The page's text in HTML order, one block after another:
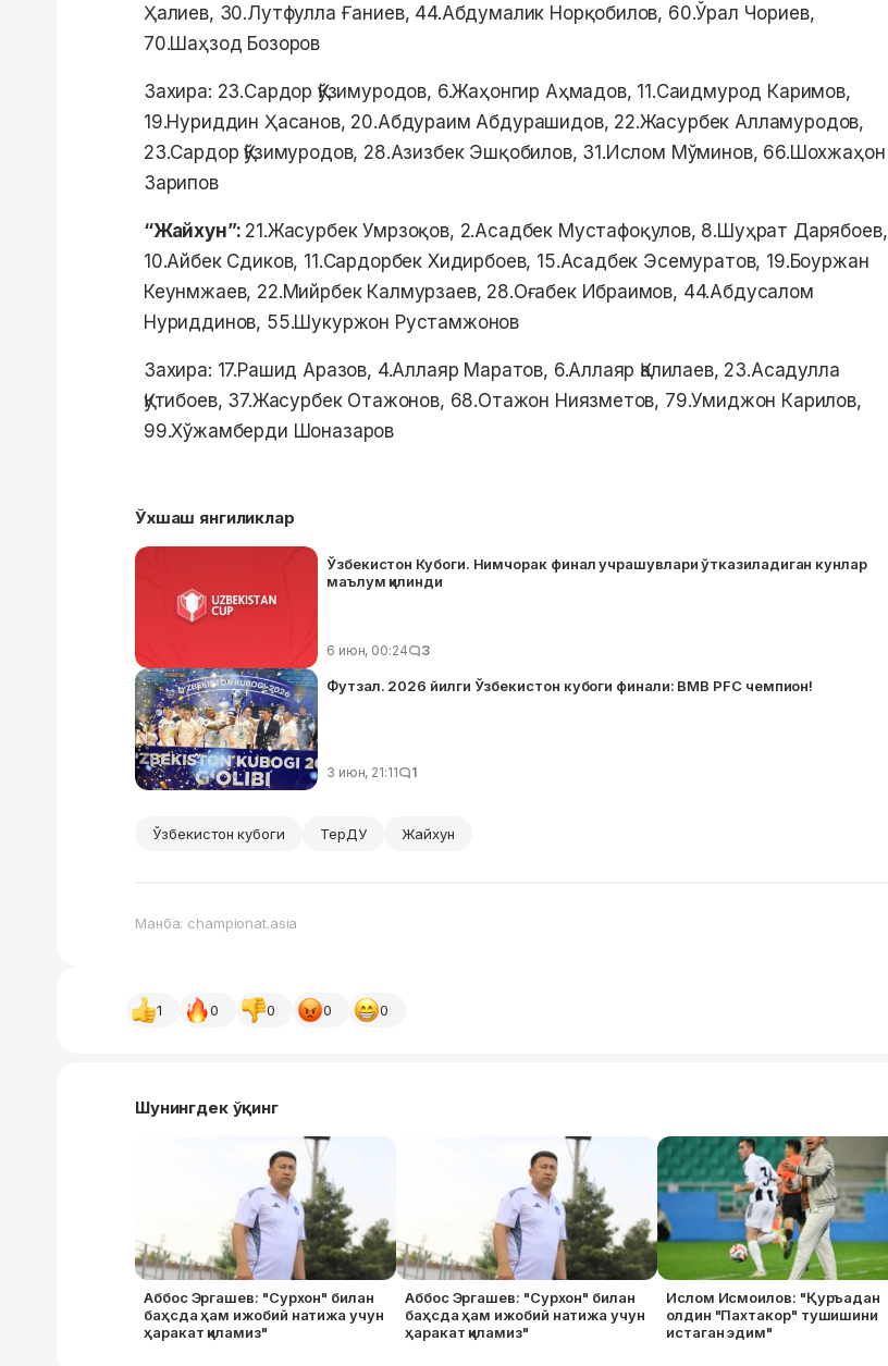
Ҳалиев, 30.Лутфулла Ғаниев, 44.Абдумалик Норқобилов, 60.Ўрал Чориев,
70.Шаҳзод Бозоров
Захира: 23.Сардор Қўзимуродов, 6.Жаҳонгир Аҳмадов, 11.Саидмурод Каримов,
19.Нуриддин Ҳасанов, 20.Абдураим Абдурашидов, 22.Жасурбек Алламуродов,
23.Сардор Қўзимуродов, 28.Азизбек Эшқобилов, 31.Ислом Мўминов, 66.Шохжаҳон
Зарипов
“Жайхун”: 21.Жасурбек Умрзоқов, 2.Асадбек Мустафоқулов, 8.Шуҳрат Дарябоев,
10.Айбек Сдиков, 11.Сардорбек Хидирбоев, 15.Асадбек Эсемуратов, 19.Боуржан
Кеунмжаев, 22.Мийрбек Калмурзаев, 28.Оғабек Ибраимов, 44.Абдусалом
Нуриддинов, 55.Шукуржон Рустамжонов
Захира: 17.Рашид Аразов, 4.Аллаяр Маратов, 6.Аллаяр Қалилаев, 23.Асадулла
Қутибоев, 37.Жасурбек Отажонов, 68.Отажон Ниязметов, 79.Умиджон Карилов,
99.Хўжамберди Шоназаров
Ўхшаш янгиликлар
Ўзбекистон Кубоги. Нимчорак финал учрашувлари ўтказиладиган кунлар
маълум қилинди
6 июн, 00:24 3
Футзал. 2026 йилги Ўзбекистон кубоги финали: BMB PFC чемпион!
3 июн, 21:11 1
Ўзбекистон кубоги ТерДУ Жайхун
Манба: championat.asia
1 0 0 0 0
Шунингдек ўқинг
Аббос Эргашев: "Сурхон" билан
баҳсда ҳам ижобий натижа учун
ҳаракат қиламиз"
Аббос Эргашев: "Сурхон" билан
баҳсда ҳам ижобий натижа учун
ҳаракат қиламиз"
Ислом Исмоилов: "Қуръадан
олдин "Пахтакор" тушишини
истаган эдим"